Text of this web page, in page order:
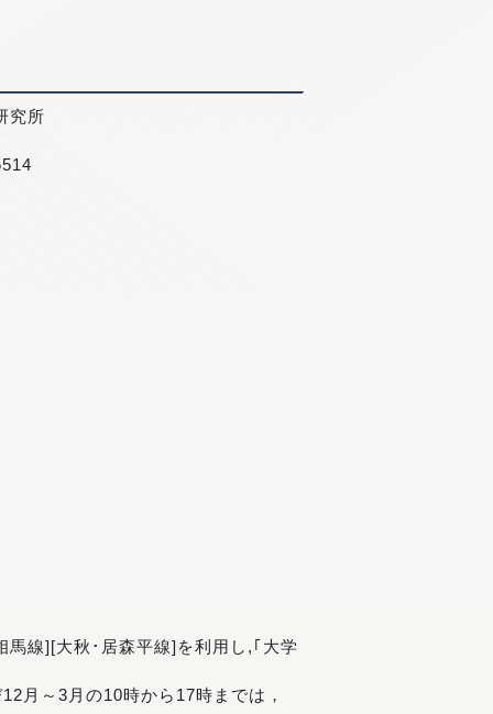
究所
線][大秋･居森平線]を利用し,｢大学
月～3月の10時から17時までは，